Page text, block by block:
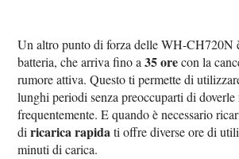
Un altro punto di forza delle WH-CH720N
batteria, che arriva fino a35 orecon la
rumore attiva. Questo ti permette di
lunghi periodi senza preoccuparti di doverle
frequentemente. E quando è necessario
diricarica rapidati offre diverse ore di
minuti di carica.